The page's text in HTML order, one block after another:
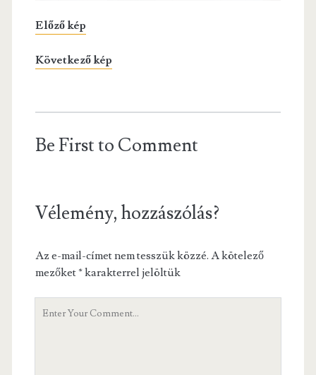
Előző kép
Következő kép
Be First to Comment
Vélemény, hozzászólás?
Az e-mail-címet nem tesszük közzé. A kötelező
mezőket*karakterrel jelöltük